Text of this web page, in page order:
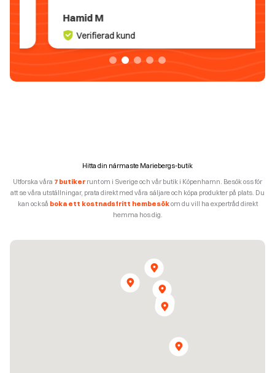
Hamid M
Verifierad kund
Hitta din närmaste Mariebergs-butik
Utforska våra 7 butiker runt om i Sverige och vår butik i Köpenhamn. Besök oss för
att se våra utställningar, prata direkt med våra säljare och köpa produkter på plats. Du
kan också boka ett kostnadsfritt hembesökom du vill ha expertråd direkt
hemma hos dig.